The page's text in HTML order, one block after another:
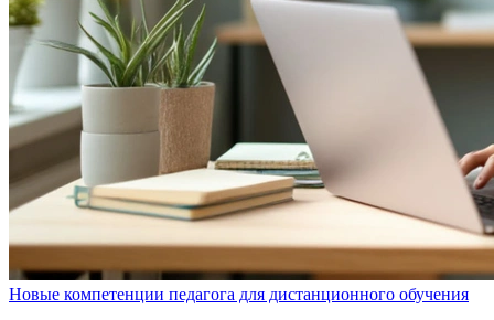
Новые компетенции педагога для дистанционного обучения